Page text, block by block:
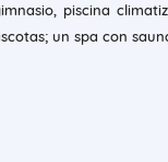
piscina
un spa con